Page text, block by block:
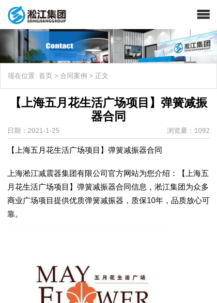
现在位置: 首页 > 合同案例 > 正文
【上海五月花生活广场项目】弹簧减振
器合同
日期：2021-1-25 浏览量：1092
【上海五月花生活广场项目】弹簧减振器合同
上海淞江减震器集团有限公司官方网站为您介绍：【上海五
月花生活广场项目】弹簧减振器合同信息，淞江集团为众多
商业广场项目提供优质弹簧减振器，质保10年，品质放心可
靠。